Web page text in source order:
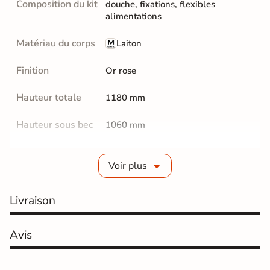
Composition du kit
douche, fixations, flexibles
alimentations
Matériau du corps Laiton
Finition Or rose
Hauteur totale 1180 mm
Hauteur sous bec 1060 mm
160 mm
Oui, Douchette avec flexible
Fabrication
Douchette
Voir plus
Livraison
Avis